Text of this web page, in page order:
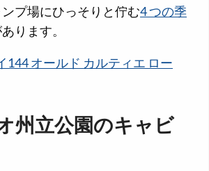
プ場にひっそりと佇む4 つの季
ります。
144 オールド カルティエ ロー
州立公園のキャビ